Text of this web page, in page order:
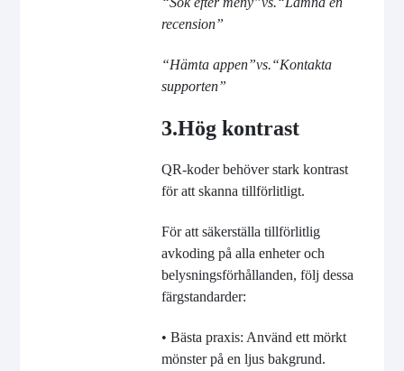
recension”
“Hämta appen”vs.“Kontakta
supporten”
3.Hög kontrast
QR-koder behöver stark kontrast
för att skanna tillförlitligt.
För att säkerställa tillförlitlig
avkoding på alla enheter och
belysningsförhållanden, följ dessa
färgstandarder:
• Bästa praxis: Använd ett mörkt
mönster på en ljus bakgrund.